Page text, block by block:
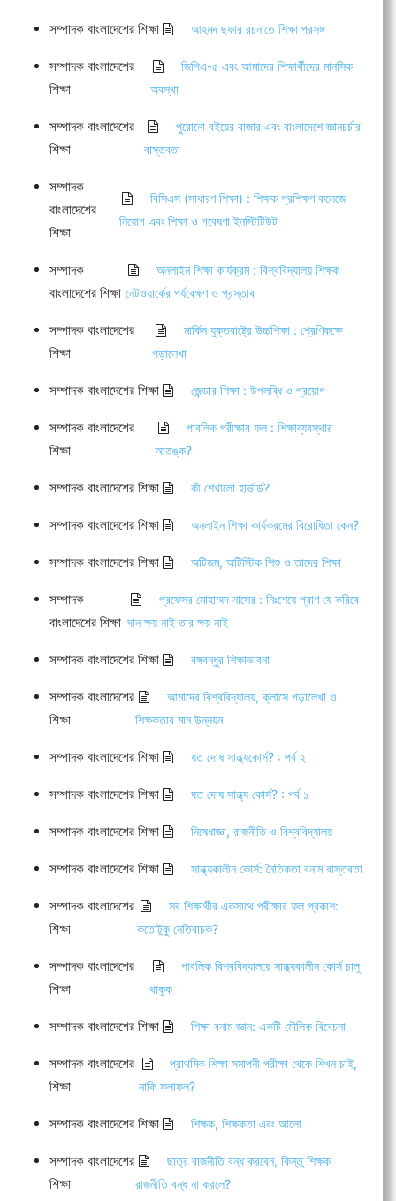
সম্পাদক বাংলাদেশের শিক্ষা আহমদ ছফার রচনাতে শিক্ষা প্রসঙ্গ
সম্পাদক বাংলাদেশের
শিক্ষা
জিপিএ-৫ এবং আমাদের শিক্ষার্থীদের মানসিক
অবস্থা
সম্পাদক বাংলাদেশের
শিক্ষা
পুরোনো বইয়ের বাজার এবং বাংলাদেশে জ্ঞানচর্চার
বাস্তবতা
সম্পাদক
বাংলাদেশের
শিক্ষা
বিসিএস (সাধারণ শিক্ষা) : শিক্ষক প্রশিক্ষণ কলেজে
নিয়োগ এবং শিক্ষা ও গবেষণা ইনস্টিটিউট
সম্পাদক
বাংলাদেশের শিক্ষা
অনলাইন শিক্ষা কার্যক্রম : বিশ্ববিদ্যালয় শিক্ষক
নেটওয়ার্কের পর্যবেক্ষণ ও প্রস্তাব
সম্পাদক বাংলাদেশের
শিক্ষা
মার্কিন যুক্তরাষ্ট্রে উচ্চশিক্ষা : শ্রেণিকক্ষে
পড়ালেখা
সম্পাদক বাংলাদেশের শিক্ষা জেন্ডার শিক্ষা : উপলব্ধি ও প্রয়োগ
সম্পাদক বাংলাদেশের
শিক্ষা
পাবলিক পরীক্ষার ফল : শিক্ষাব্যবস্থার
আতঙ্ক?
সম্পাদক বাংলাদেশের শিক্ষা কী শেখালো হার্ভার্ড?
সম্পাদক বাংলাদেশের শিক্ষা অনলাইন শিক্ষা কার্যক্রমের বিরোধিতা কেন?
সম্পাদক বাংলাদেশের শিক্ষা অটিজম, অটিস্টিক শিশু ও তাদের শিক্ষা
সম্পাদক
বাংলাদেশের শিক্ষা
প্রফেসর মোহাম্মদ নাসের : নিঃশেষে প্রাণ যে করিবে
দান ক্ষয় নাই তার ক্ষয় নাই
সম্পাদক বাংলাদেশের শিক্ষা বঙ্গবন্ধুর শিক্ষাভাবনা
সম্পাদক বাংলাদেশের
শিক্ষা
আমাদের বিশ্ববিদ্যালয়, ক্লাসে পড়ালেখা ও
শিক্ষকতার মান উন্নয়ন
সম্পাদক বাংলাদেশের শিক্ষা যত দোষ সান্ধ্যকোর্স? : পর্ব ২
সম্পাদক বাংলাদেশের শিক্ষা যত দোষ সান্ধ্য কোর্স? : পর্ব ১
সম্পাদক বাংলাদেশের শিক্ষা নিষেধাজ্ঞা, রাজনীতি ও বিশ্ববিদ্যালয়
সম্পাদক বাংলাদেশের শিক্ষা সান্ধ্যকালীন কোর্স: নৈতিকতা বনাম বাস্তবতা
সম্পাদক বাংলাদেশের
শিক্ষা
সব শিক্ষার্থীর একসাথে পরীক্ষার ফল প্রকাশ:
কতোটুকু নেতিবাচক?
সম্পাদক বাংলাদেশের
শিক্ষা
পাবলিক বিশ্ববিদ্যালয়ে সান্ধ্যকালীন কোর্স চালু
থাকুক
সম্পাদক বাংলাদেশের শিক্ষা শিক্ষা বনাম জ্ঞান: একটি মৌলিক বিবেচনা
সম্পাদক বাংলাদেশের
শিক্ষা
প্রাথমিক শিক্ষা সমাপনী পরীক্ষা থেকে শিখন চাই,
নাকি ফলাফল?
সম্পাদক বাংলাদেশের শিক্ষা শিক্ষক, শিক্ষকতা এবং আলো
সম্পাদক বাংলাদেশের
শিক্ষা
ছাত্র রাজনীতি বন্ধ করবেন, কিন্তু শিক্ষক
রাজনীতি বন্ধ না করলে?